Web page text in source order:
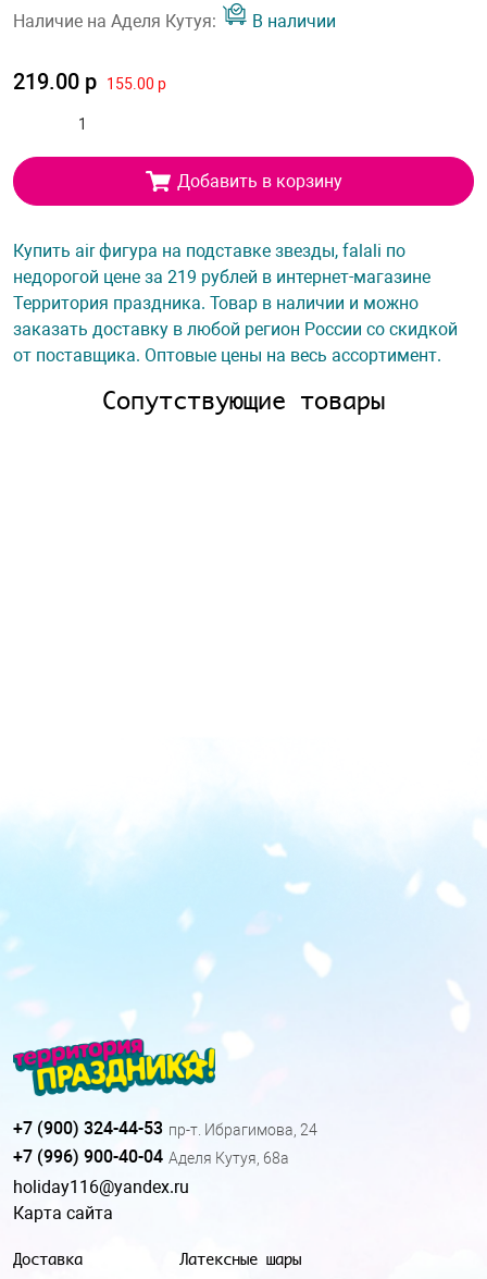
Наличие на Аделя Кутуя:
В наличии
219.00 р 155.00 р
Добавить в корзину
Купить air фигура на подставке звезды, falali по
недорогой цене за 219 рублей в интернет-магазине
Территория праздника. Товар в наличии и можно
заказать доставку в любой регион России со скидкой
от поставщика. Оптовые цены на весь ассортимент.
Сопутствующие товары
Доставка Латексные шары
+7 (900) 324-44-53 пр-т. Ибрагимова, 24
+7 (996) 900-40-04 Аделя Кутуя, 68а
holiday116@yandex.ru
Карта сайта